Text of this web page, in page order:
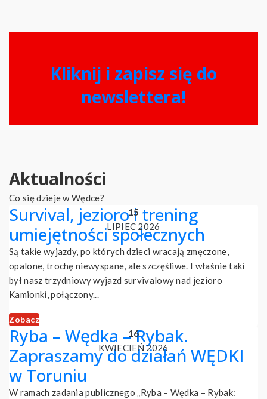
Kliknij i zapisz się do
newslettera!
Aktualności
Co się dzieje w Wędce?
15
LIPIEC 2026
Survival, jezioro i trening
umiejętności społecznych
Są takie wyjazdy, po których dzieci wracają zmęczone,
opalone, trochę niewyspane, ale szczęśliwe. I właśnie taki
był nasz trzydniowy wyjazd survivalowy nad jezioro
Kamionki, połączony...
Zobacz
16
KWIECIEŃ 2026
Ryba – Wędka – Rybak.
Zapraszamy do działań WĘDKI
w Toruniu
W ramach zadania publicznego „Ryba – Wędka – Rybak: